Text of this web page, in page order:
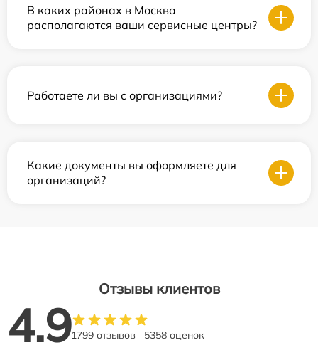
В каких районах в Москва
располагаются ваши сервисные центры?
Работаете ли вы с организациями?
Какие документы вы оформляете для
организаций?
Отзывы клиентов
4.91799 отзывов 5358 оценок